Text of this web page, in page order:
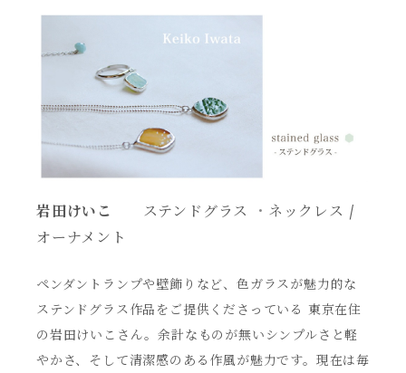
岩田けいこ ステンドグラス ・ ネックレス /
オーナメント
ペンダントランプや壁飾りなど、色ガラスが魅力的な
ステンドグラス作品をご提供くださっている 東京在住
の岩田けいこさん。余計なものが無いシンプルさと軽
やかさ、そして清潔感のある作風が魅力です。 現在は毎